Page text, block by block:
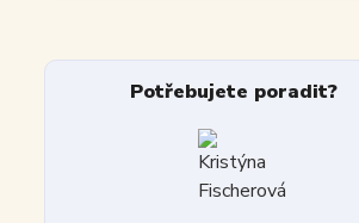
Potřebujete poradit?